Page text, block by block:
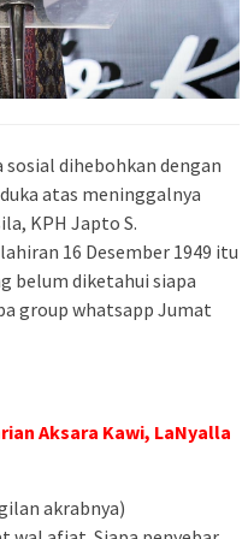
dihebohkan dengan
atas meninggalnya
KPH Japto S.
16 Desember 1949 itu
belum diketahui siapa
group whatsapp Jumat
Aksara Kawi, LaNyalla
akrabnya)